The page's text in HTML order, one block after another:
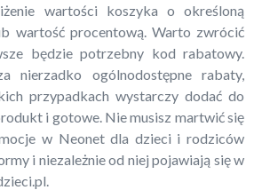
wartości koszyka o określoną
wartość procentową. Warto zwrócić
będzie potrzebny kod rabatowy.
nierzadko ogólnodostępne rabaty,
przypadkach wystarczy dodać do
i gotowe. Nie musisz martwić się
w Neonet dla dzieci i rodziców
i niezależnie od niej pojawiają się w